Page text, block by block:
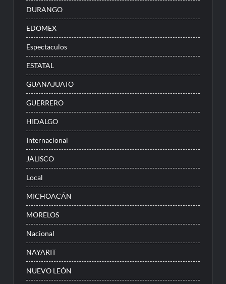
DURANGO
EDOMEX
Espectaculos
ESTATAL
GUANAJUATO
GUERRERO
HIDALGO
Internacional
JALISCO
Local
MICHOACÁN
MORELOS
Nacional
NAYARIT
NUEVO LEÓN